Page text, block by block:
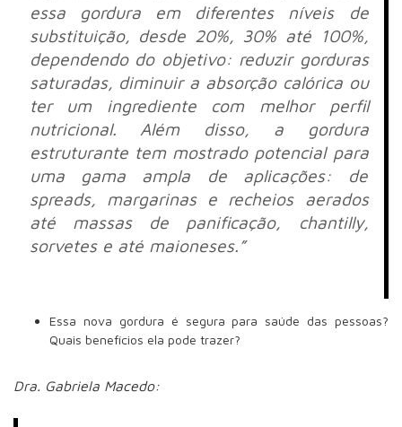
essa gordura em diferentes níveis de
substituição, desde 20%, 30% até 100%,
dependendo do objetivo: reduzir gorduras
saturadas, diminuir a absorção calórica ou
ter um ingrediente com melhor perfil
nutricional. Além disso, a gordura
estruturante tem mostrado potencial para
uma gama ampla de aplicações: de
spreads, margarinas e recheios aerados
até massas de panificação, chantilly,
sorvetes e até maioneses.”
Essa nova gordura é segura para saúde das pessoas?
Quais benefícios ela pode trazer?
Dra. Gabriela Macedo: